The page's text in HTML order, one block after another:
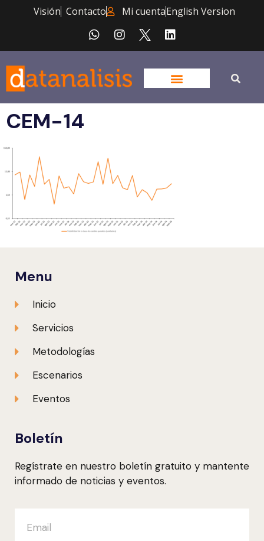
Visión Contacto Mi cuentaEnglish Version
CEM-14
Menu
Inicio
Servicios
Metodologías
Escenarios
Eventos
Boletín
Regístrate en nuestro boletín gratuito y mantente
informado de noticias y eventos.